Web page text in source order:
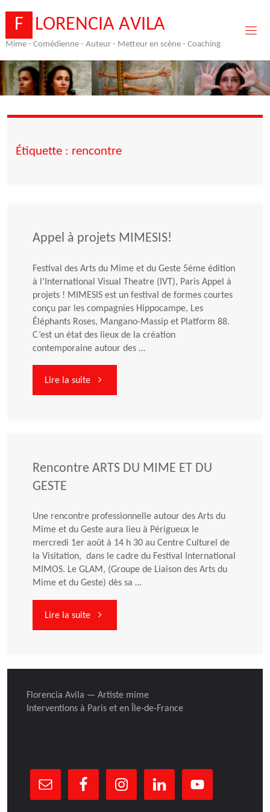
content
F LORENCIA AVILA
Mime - Comédienne - Auteur - Metteur en scène - Coaching
Étiquette : rencontre
Appel à projets MIMESIS!
Festival des Arts du Mime et du Geste 5ème édition
à l’International Visual Theatre (IVT), Paris Appel à
projets ! MIMESIS est un festival de formes courtes
conçu par les compagnies Hippocampe, Les
Éléphants Roses, Mangano-Massip et Platform 88.
C’est un état des lieux de la création
contemporaine autour des …
Lire la suite"Appel
MIMESIS!"
Rencontre ARTS DU MIME ET DU
GESTE
Une rencontre professionnelle autour des Arts du
Mime et du Geste aura lieu à Périgueux le
mercredi 1er août à 14 h 30 au Centre Culturel de
la Visitation, dans le cadre du Festival International
MIMOS. Le GLAM, (Groupe de Liaison des Arts du
Mime et du Geste) dès sa …
Lire la suite"Rencontre
DU
MIME
GESTE"
Florencia Avila — Artiste mime
Interventions à Paris et en Île-de-France